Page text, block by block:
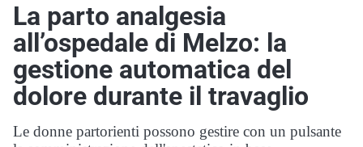
La parto analgesia
all’ospedale di Melzo: la
gestione automatica del
dolore durante il travaglio
Le donne partorienti possono gestire con un pulsante